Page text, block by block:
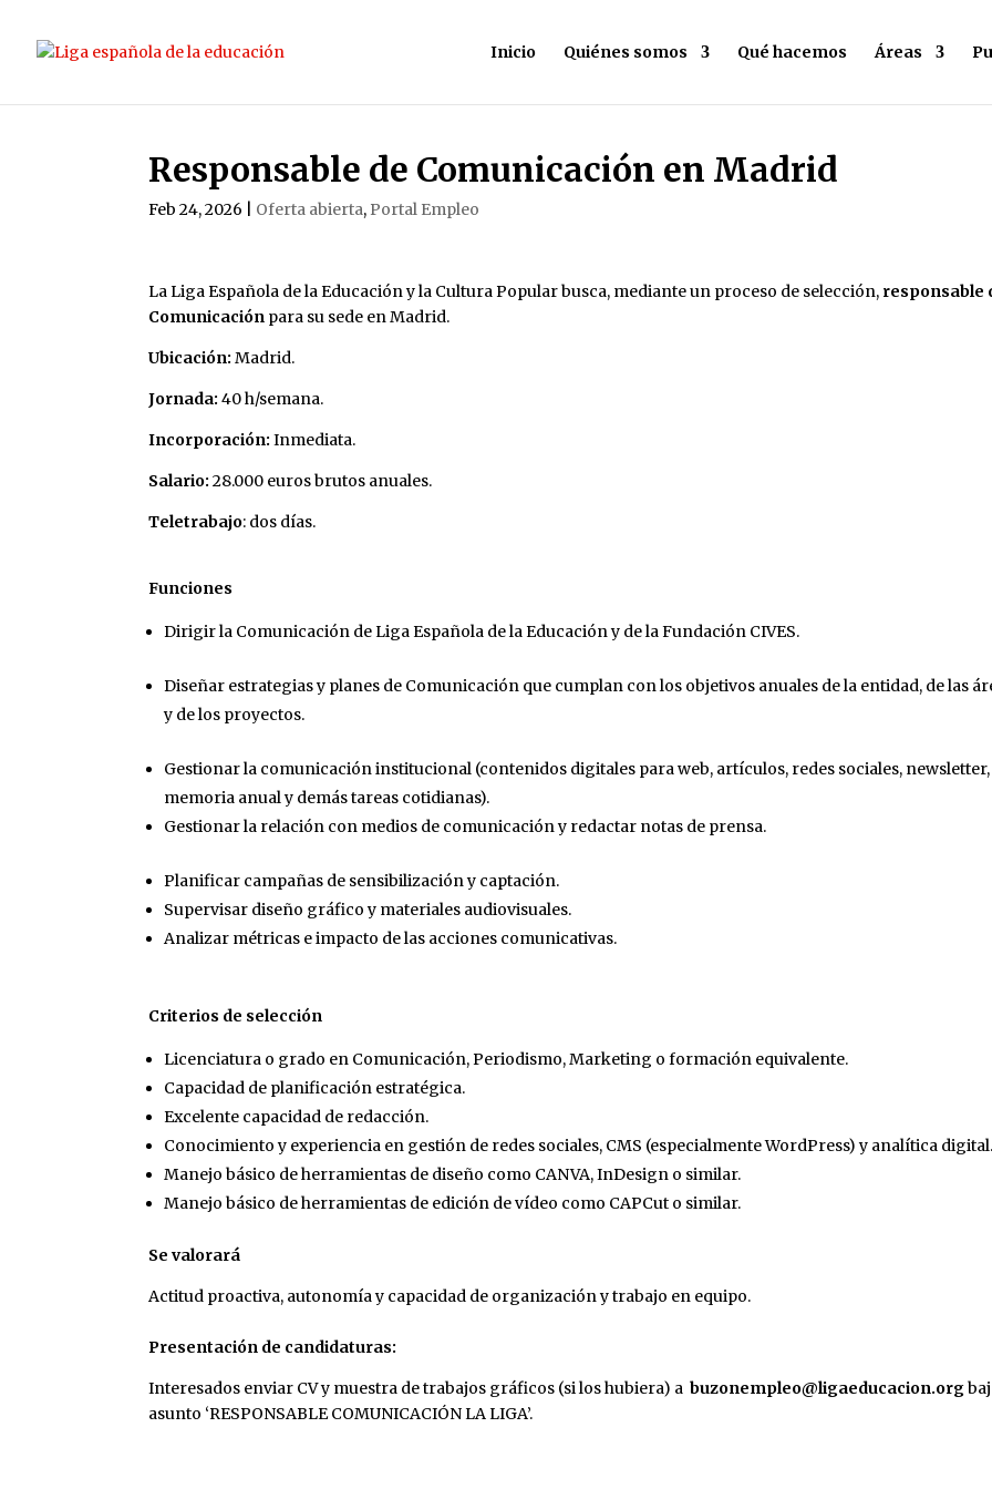
Inicio Quiénes somos Qué hacemos Áreas
Responsable de Comunicación en Madrid
Feb 24, 2026 Oferta abierta, Portal Empleo
La Liga Española de la Educación y la Cultura Popular busca, mediante un proceso de selección, responsable
Comunicación para su sede en Madrid.
Ubicación: Madrid.
Jornada: 40 h/semana.
Incorporación: Inmediata.
Salario: 28.000 euros brutos anuales.
Teletrabajo: dos días.
Funciones
Dirigir la Comunicación de Liga Española de la Educación y de la Fundación CIVES.
Diseñar estrategias y planes de Comunicación que cumplan con los objetivos anuales de la entidad, de las
y de los proyectos.
Gestionar la comunicación institucional (contenidos digitales para web, artículos, redes sociales, newsletter,
memoria anual y demás tareas cotidianas).
Gestionar la relación con medios de comunicación y redactar notas de prensa.
Planificar campañas de sensibilización y captación.
Supervisar diseño gráfico y materiales audiovisuales.
Analizar métricas e impacto de las acciones comunicativas.
Criterios de selección
Licenciatura o grado en Comunicación, Periodismo, Marketing o formación equivalente.
Capacidad de planificación estratégica.
Excelente capacidad de redacción.
Conocimiento y experiencia en gestión de redes sociales, CMS (especialmente WordPress) y analítica
Manejo básico de herramientas de diseño como CANVA, InDesign o similar.
Manejo básico de herramientas de edición de vídeo como CAPCut o similar.
Se valorará
Actitud proactiva, autonomía y capacidad de organización y trabajo en equipo.
Presentación de candidaturas:
Interesados enviar CV y muestra de trabajos gráficos (si los hubiera) a buzonempleo@ligaeducacion.org
asunto ‘RESPONSABLE COMUNICACIÓN LA LIGA’.